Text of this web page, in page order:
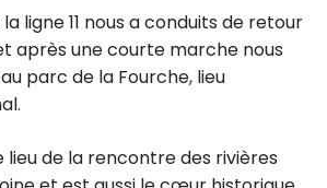
ligne 11 nous a conduits de retour
après une courte marche nous
parc de la Fourche, lieu
lieu de la rencontre des rivières